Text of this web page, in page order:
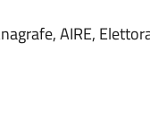
AIRE,